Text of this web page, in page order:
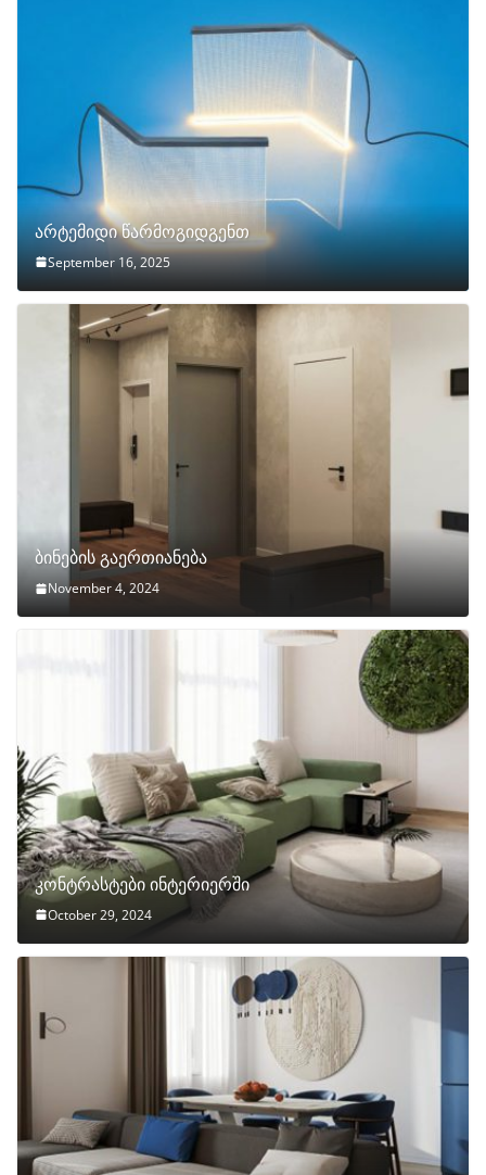
არტემიდი წარმოგიდგენთ
September 16, 2025
ბინების გაერთიანება
November 4, 2024
კონტრასტები ინტერიერში
October 29, 2024